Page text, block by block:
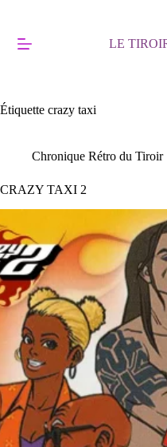
LE
Étiquette crazy taxi
Chronique Rétro du Tiroir
CRAZY TAXI 2